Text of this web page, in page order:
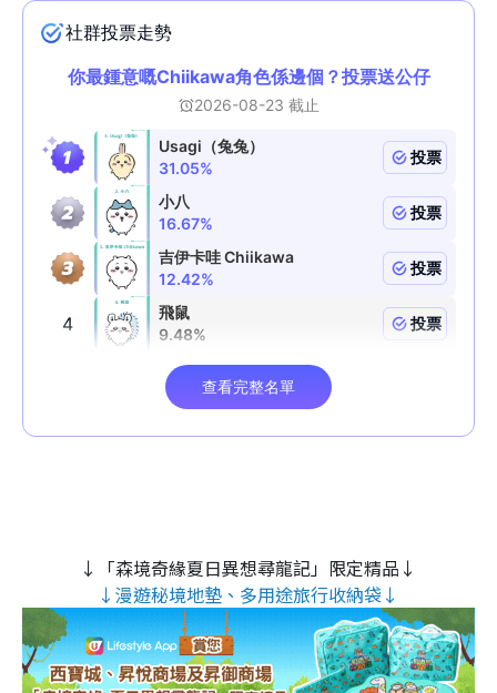
↓「森境奇緣夏日異想尋龍記」限定精品↓
↓漫遊秘境地墊、多用途旅行收納袋↓